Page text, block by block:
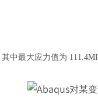
中最大应力值为